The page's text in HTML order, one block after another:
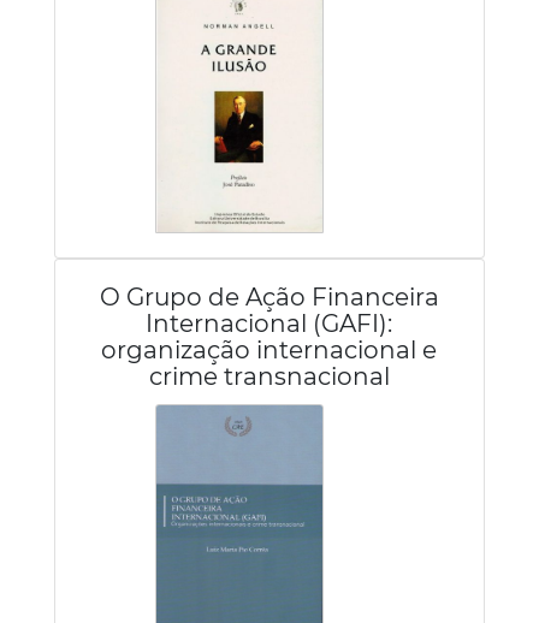
O Grupo de Ação Financeira
Internacional (GAFI):
organização internacional e
crime transnacional